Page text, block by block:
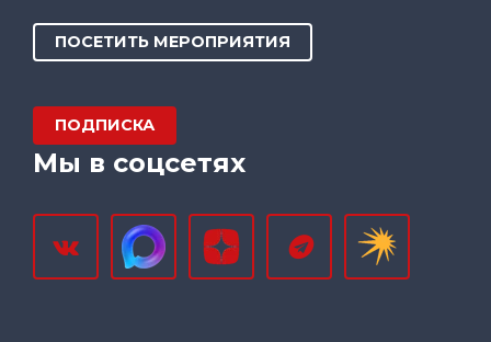
ПОСЕТИТЬ МЕРОПРИЯТИЯ
ПОДПИСКА
Мы в соцсетях